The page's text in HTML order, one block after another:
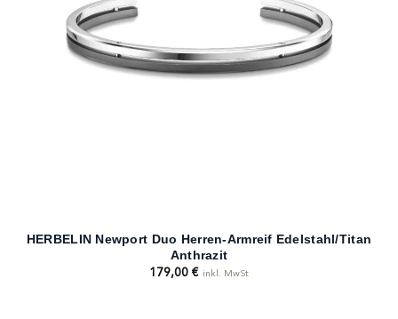
HERBELIN Newport Duo Herren-Armreif Edelstahl/Titan
Anthrazit
179,00 € inkl. MwSt